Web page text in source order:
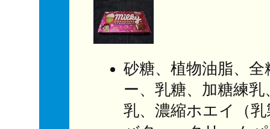
砂糖、植物油脂、
ー、乳糖、加糖練
乳、濃縮ホエイ（